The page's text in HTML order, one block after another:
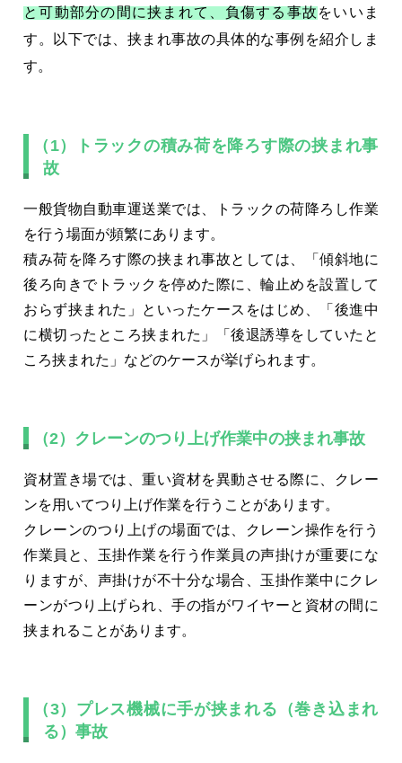
と可動部分の間に挟まれて、負傷する事故 をいいま
す。以下では、挟まれ事故の具体的な事例を紹介しま
す。
（1）トラックの積み荷を降ろす際の挟まれ事
故
一般貨物自動車運送業では、トラックの荷降ろし作業
を行う場面が頻繁にあります。
積み荷を降ろす際の挟まれ事故としては、「傾斜地に
後ろ向きでトラックを停めた際に、輪止めを設置して
おらず挟まれた」といったケースをはじめ、「後進中
に横切ったところ挟まれた」「後退誘導をしていたと
ころ挟まれた」などのケースが挙げられます。
（2）クレーンのつり上げ作業中の挟まれ事故
資材置き場では、重い資材を異動させる際に、クレー
ンを用いてつり上げ作業を行うことがあります。
クレーンのつり上げの場面では、クレーン操作を行う
作業員と、玉掛作業を行う作業員の声掛けが重要にな
りますが、声掛けが不十分な場合、玉掛作業中にクレ
ーンがつり上げられ、手の指がワイヤーと資材の間に
挟まれることがあります。
（3）プレス機械に手が挟まれる（巻き込まれ
る）事故